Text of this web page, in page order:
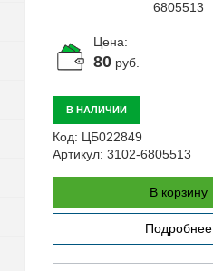
Цена:
80руб.
В НАЛИЧИИ
Код: ЦБ022849
Артикул: 3102-6805513
В корзину
Подробнее